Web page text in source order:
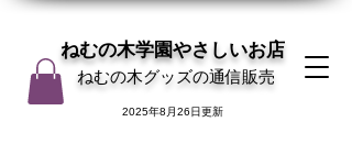
ねむの木学園やさしいお店
ねむの木グッズの通信販売
2025年8月26日更新